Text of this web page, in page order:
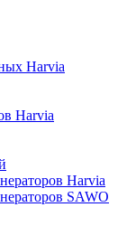
Harvia
Harvia
Harvia
SAWO